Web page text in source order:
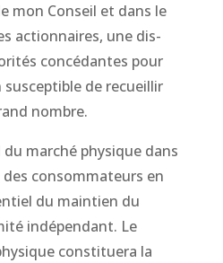
mon Conseil et dans le
actionnaires, une dis-
concédantes pour
de recueillir
nombre.
marché physique dans
consommateurs en
du maintien du
indépendant. Le
constituera la